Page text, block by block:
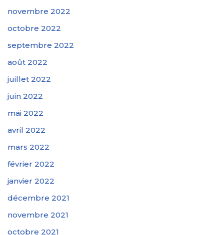
novembre 2022
octobre 2022
septembre 2022
août 2022
juillet 2022
juin 2022
mai 2022
avril 2022
mars 2022
février 2022
janvier 2022
décembre 2021
novembre 2021
octobre 2021